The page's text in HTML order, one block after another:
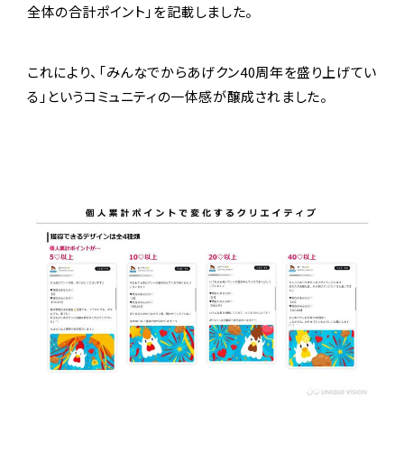
全体の合計ポイント」を記載しました。
これにより、「みんなでからあげクン40周年を盛り上げてい
る」というコミュニティの一体感が醸成されました。